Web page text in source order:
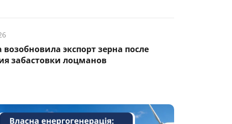
экспорт зерна после
забастовки лоцманов